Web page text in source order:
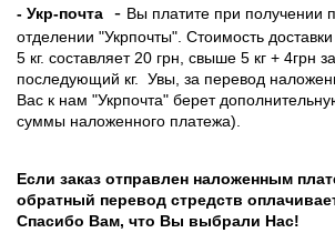
- Укр-почта
- Вы платите при получении
отделении "Укрпочты". Стоимость
5 кг. составляет 20 грн, свыше 5 кг + 4грн
последующий кг. Увы, за перевод
Вас к нам "Укрпочта" берет
суммы наложенного платежа).
Если заказ отправлен наложенным
обратный перевод стредств
Спасибо Вам, что Вы выбрали Нас!